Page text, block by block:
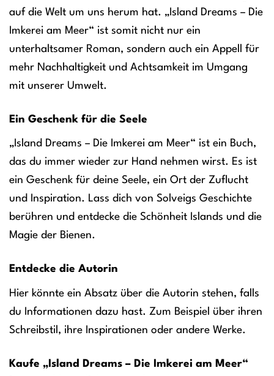
auf die Welt um uns herum hat. „Island Dreams – Die
Imkerei am Meer“ ist somit nicht nur ein
unterhaltsamer Roman, sondern auch ein Appell für
mehr Nachhaltigkeit und Achtsamkeit im Umgang
mit unserer Umwelt.
Ein Geschenk für die Seele
„Island Dreams – Die Imkerei am Meer“ ist ein Buch,
das du immer wieder zur Hand nehmen wirst. Es ist
ein Geschenk für deine Seele, ein Ort der Zuflucht
und Inspiration. Lass dich von Solveigs Geschichte
berühren und entdecke die Schönheit Islands und die
Magie der Bienen.
Entdecke die Autorin
Hier könnte ein Absatz über die Autorin stehen, falls
du Informationen dazu hast. Zum Beispiel über ihren
Schreibstil, ihre Inspirationen oder andere Werke.
Kaufe „Island Dreams – Die Imkerei am Meer“